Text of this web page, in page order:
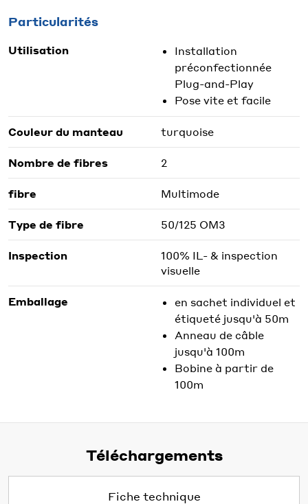
Particularités
Utilisation
Installation
préconfectionnée
Plug-and-Play
Pose vite et facile
Couleur du manteau turquoise
Nombre de fibres 2
fibre Multimode
Type de fibre 50/125 OM3
Inspection
100% IL- & inspection
visuelle
Emballage
en sachet individuel et
étiqueté jusqu'à 50m
Anneau de câble
jusqu'à 100m
Bobine à partir de
100m
Téléchargements
Fiche technique